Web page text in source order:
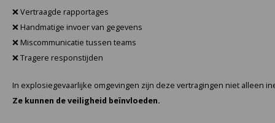
Sorama
Streamlight
Wolf
❌ Vertraagde rapportages
❌ Handmatige invoer van gegevens
❌ Miscommunicatie tussen teams
❌ Tragere responstijden
In explosiegevaarlijke omgevingen zijn deze vertragingen niet alleen
Ze kunnen de veiligheid beïnvloeden.